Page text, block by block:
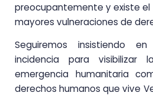
preocupantemente y existe el
mayores vulneraciones de
Seguiremos insistiendo
incidencia para visibilizar
emergencia humanitaria
derechos humanos que vive